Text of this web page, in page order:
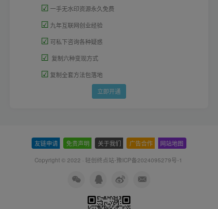
☑ 一手无水印资源永久免费
☑ 九年互联网创业经验
☑ 可私下咨询各种疑惑
☑ 复制六种变现方式
☑ 复制全套方法包落地
立即开通
友链申请 免责声明 关于我们 广告合作 网站地图
Copyright © 2022 · 轻创终点站-豫ICP备2024095279号-1